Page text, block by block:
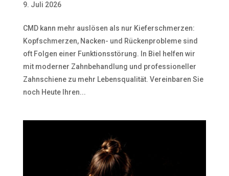
9. Juli 2026
CMD kann mehr auslösen als nur Kieferschmerzen:
Kopfschmerzen, Nacken- und Rückenprobleme sind
oft Folgen einer Funktionsstörung. In Biel helfen wir
mit moderner Zahnbehandlung und professioneller
Zahnschiene zu mehr Lebensqualität. Vereinbaren Sie
noch Heute Ihren...